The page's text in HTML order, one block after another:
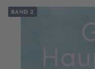
BAND 2
Produktbilder